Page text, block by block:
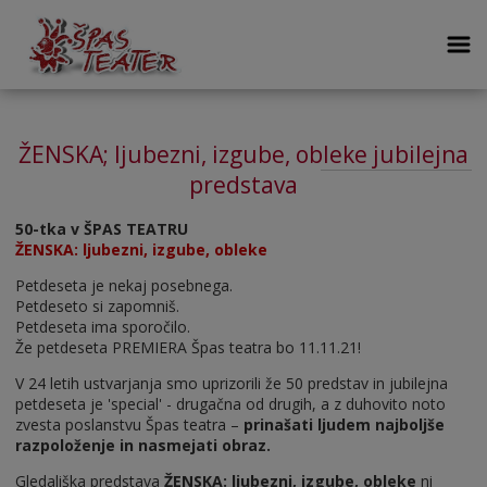
ŽENSKA; ljubezni, izgube, obleke jubilejna
predstava
50-tka v ŠPAS TEATRU
ŽENSKA: ljubezni, izgube, obleke
Petdeseta je nekaj posebnega.
Petdeseto si zapomniš.
Petdeseta ima sporočilo.
Že petdeseta PREMIERA Špas teatra bo 11.11.21!
V 24 letih ustvarjanja smo uprizorili že 50 predstav in jubilejna
petdeseta je 'special' - drugačna od drugih, a z duhovito noto
zvesta poslanstvu Špas teatra – prinašati ljudem najboljše
razpoloženje in nasmejati obraz.
Gledališka predstava ŽENSKA: ljubezni, izgube, obleke ni